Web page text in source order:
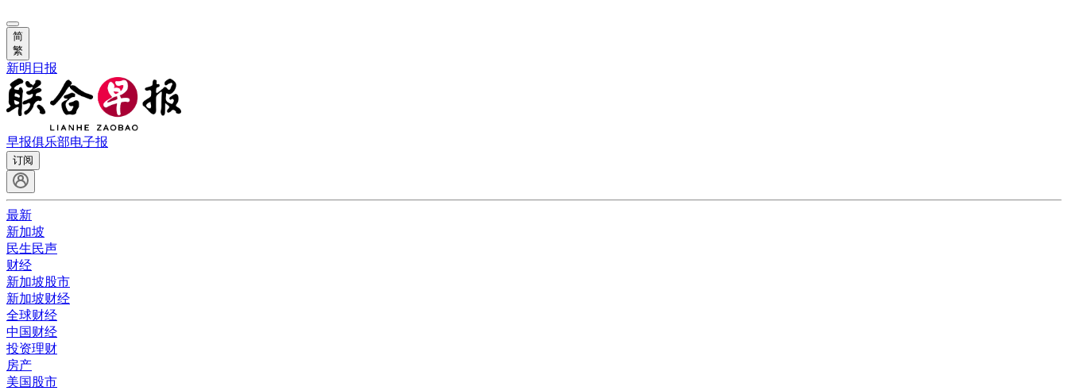
简
繁
新明日报
早报俱乐部电子报
订阅
最新
新加坡
民生民声
财经
新加坡股市
新加坡财经
全球财经
中国财经
投资理财
房产
美国股市